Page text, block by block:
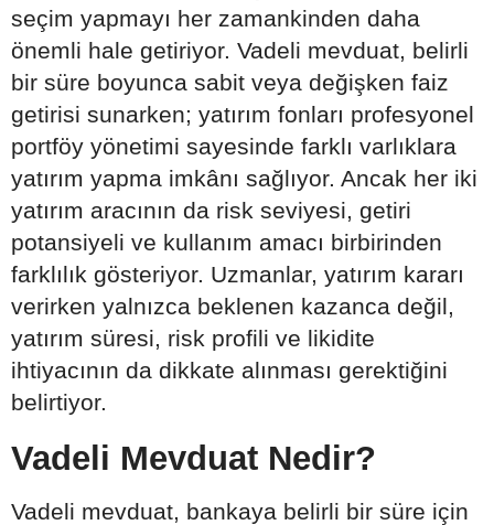
seçim yapmayı her zamankinden daha
önemli hale getiriyor. Vadeli mevduat, belirli
bir süre boyunca sabit veya değişken faiz
getirisi sunarken; yatırım fonları profesyonel
portföy yönetimi sayesinde farklı varlıklara
yatırım yapma imkânı sağlıyor. Ancak her iki
yatırım aracının da risk seviyesi, getiri
potansiyeli ve kullanım amacı birbirinden
farklılık gösteriyor. Uzmanlar, yatırım kararı
verirken yalnızca beklenen kazanca değil,
yatırım süresi, risk profili ve likidite
ihtiyacının da dikkate alınması gerektiğini
belirtiyor.
Vadeli Mevduat Nedir?
Vadeli mevduat, bankaya belirli bir süre için